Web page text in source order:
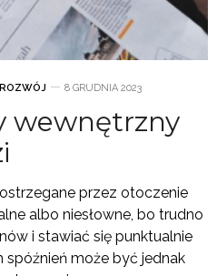
8 GRUDNIA 2023
wewnętrzny
przez otoczenie
albo niesłowne, bo trudno
i stawiać się punktualnie
spóźnień może być jednak